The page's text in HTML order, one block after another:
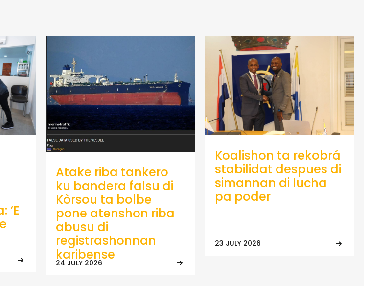
‘E
Atake riba tankero
ku bandera falsu di
Kòrsou ta bolbe
pone atenshon riba
abusu di
registrashonnan
karibense
24 JULY 2026
Koalishon ta rekobrá
stabilidat despues di
simannan di lucha
pa poder
23 JULY 2026